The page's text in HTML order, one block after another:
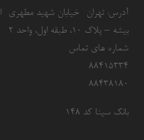
آدرس: تهران- خیابان شهید مطهری-
بیشه – پلاک 10، طبقه اول، واحد 2
شماره های تماس
۸۸۴۱۵۳۳۴
۸۸۴۳۸۱۸۰
بانک سینا کد ۱۴۸